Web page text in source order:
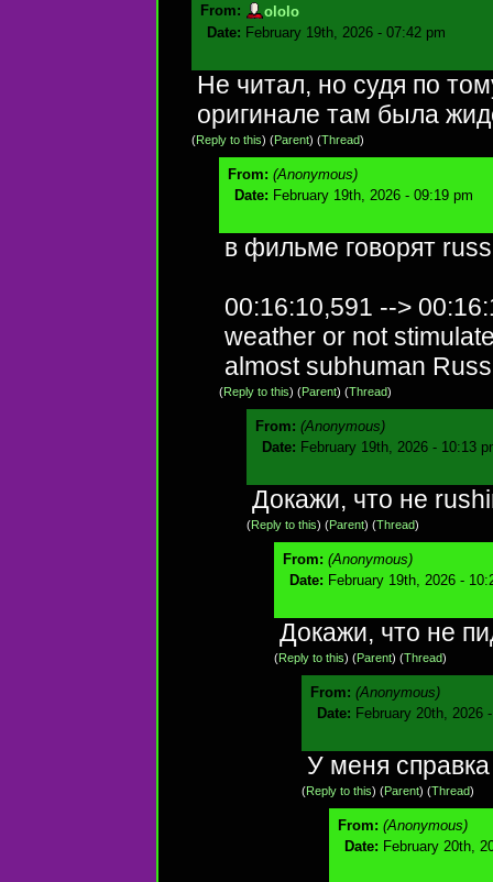
From:
ololo
Date: February 19th, 2026 - 07:42 pm
Не читал, но судя по
оригинале там была
(Reply to this) (Parent) (Thread)
From: (Anonymous)
Date: February 19th, 2026 - 09:19 pm
в фильме говорят
00:16:10,591 -->
weather or not
almost subhuman
(Reply to this) (Parent) (Thread)
From: (Anonymous)
Date: February 19th, 2026 - 10:13
Докажи, что не
(Reply to this) (Parent) (Thread)
From: (Anonymous)
Date: February 19th, 2026 -
Докажи, что не
(Reply to this) (Parent) (Thread)
From: (Anonymous)
Date: February 20th, 2026
У меня
(Reply to this) (Parent) (Thread)
From: (Anonymous)
Date: February 20th,